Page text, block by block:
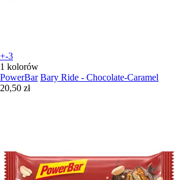
+-3
1 kolorów
PowerBar Bary Ride - Chocolate-Caramel
20,50 zł